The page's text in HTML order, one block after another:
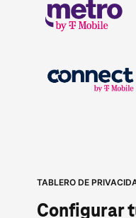
TABLERO DE
Configurar